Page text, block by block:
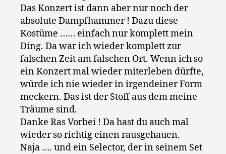
Das Konzert ist dann aber nur noch der
absolute Dampfhammer ! Dazu diese
Kostüme …… einfach nur komplett mein
Ding. Da war ich wieder komplett zur
falschen Zeit am falschen Ort. Wenn ich so
ein Konzert mal wieder miterleben dürfte,
würde ich nie wieder in irgendeiner Form
meckern. Das ist der Stoff aus dem meine
Träume sind.
Danke Ras Vorbei ! Da hast du auch mal
wieder so richtig einen rausgehauen.
Naja …. und ein Selector, der in seinem Set